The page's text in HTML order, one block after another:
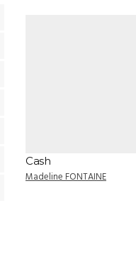
Cash
Madeline FONTAINE